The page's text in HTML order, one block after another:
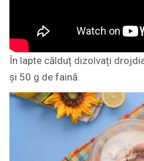
În lapte călduț dizolvați
și 50 g de faină.